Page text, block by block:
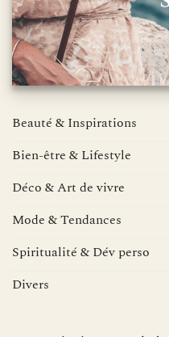
Beauté & Inspirations
Bien-être & Lifestyle
Déco & Art de vivre
Mode & Tendances
Spiritualité & Dév perso
Divers